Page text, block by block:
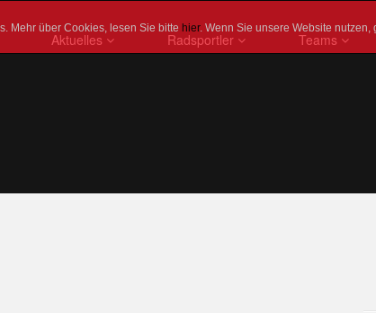
Mehr über Cookies, lesen Sie bitte hier. Wenn Sie unsere Website
Aktuelles Radsportler Teams